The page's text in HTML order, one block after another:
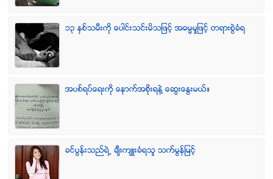
၁၃ ႏွစ္သမီးကို ေပါင္းသင္းမိသျဖင့္ အဓမၼမႈျဖင့္ တရားစြဲခံရ
အပစ္ရပ္ေရးကို ေနာက္အစိုးရနဲ႔ ေဆြးေႏြးမယ္။
ခင္ပြန္းသည္ရဲ႕ ခ်ီးက်ဴးခံရသူ သက္မြန္ျမင့္